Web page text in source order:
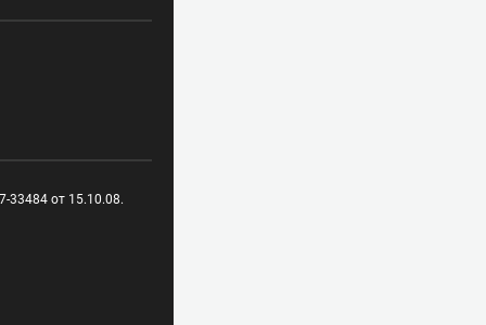
33484 от 15.10.08.